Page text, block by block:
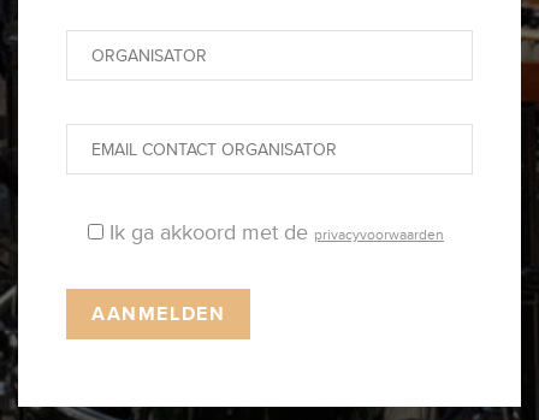
Ik ga akkoord met de privacyvoorwaarden